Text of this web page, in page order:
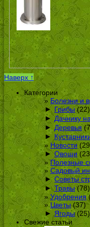
Наверх ↑
Категории
Болезни и
► Грибы(22)
► Дачнику
► Деревья
►
Новости
► Овощи
Полезные
Садовый
► Советы
► Травы(78)
Удобрения
Цветы(37)
► Ягоды(25)
Свежие статьи